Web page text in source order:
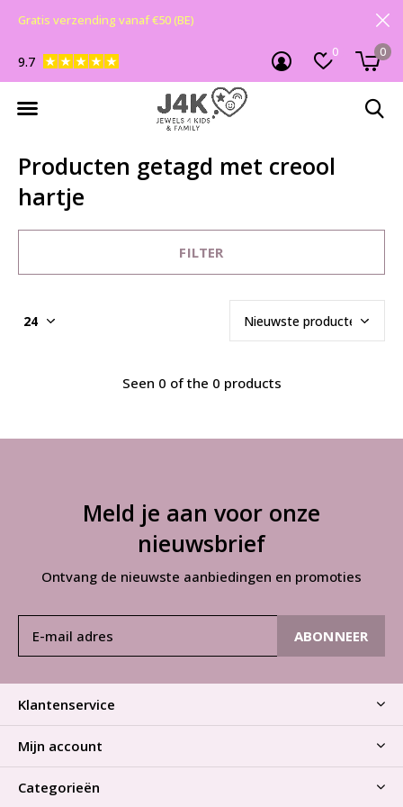
0 0
9.7
Gratis verzending vanaf €50 (BE)
Producten getagd met creool
hartje
FILTER
Seen 0 of the 0 products
Meld je aan voor onze
nieuwsbrief
Ontvang de nieuwste aanbiedingen en promoties
ABONNEER
Klantenservice
Mijn account
Categorieën